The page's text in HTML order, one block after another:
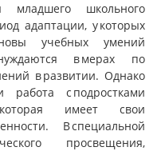
младшего школьного
адаптации, у которых
учебных умений
в мерах по
в развитии. Однако
работа с подростками
имеет свои
В специальной
просвещения,